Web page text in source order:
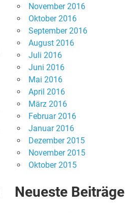
November 2016
Oktober 2016
September 2016
August 2016
Juli 2016
Juni 2016
Mai 2016
April 2016
März 2016
Februar 2016
Januar 2016
Dezember 2015
November 2015
Oktober 2015
Neueste Beiträge